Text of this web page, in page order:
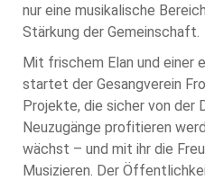
nur eine musikalische
Stärkung der Gemeinschaft.
Mit frischem Elan und einer
startet der Gesangverein
Projekte, die sicher von der
Neuzugänge profitieren
wächst – und mit ihr die
Musizieren. Der